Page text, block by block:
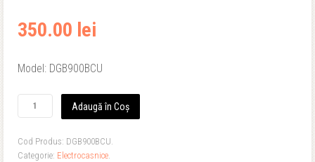
350.00 lei
Model: DGB900BCU
Adaugă în Coș
Cod Produs: DGB900BCU.
Categorie: Electrocasnice.